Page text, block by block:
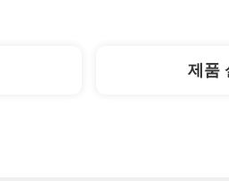
제품